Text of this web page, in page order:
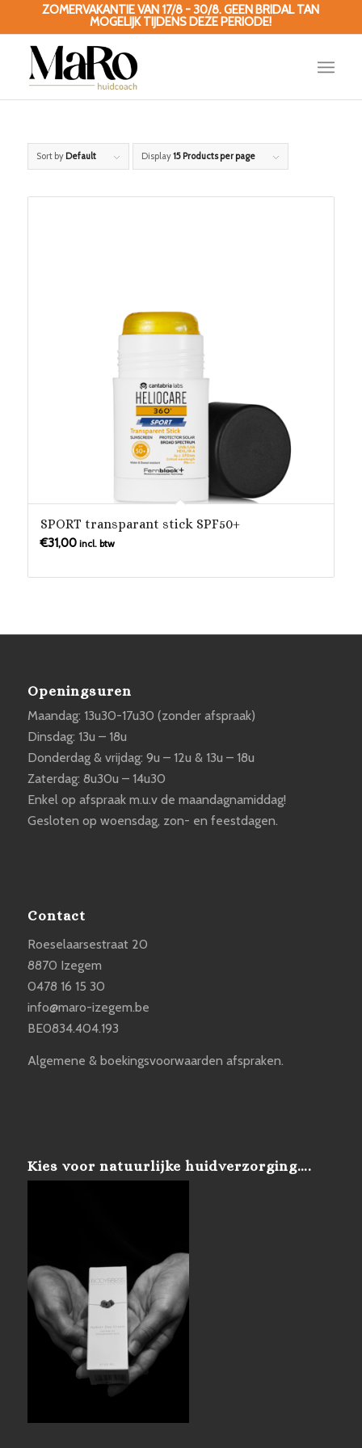
ZOMERVAKANTIE VAN 17/8 - 30/8. GEEN BRIDAL TAN
MOGELIJK TIJDENS DEZE PERIODE!
Sort by Default Display15 Products per page
SPORT transparant stick SPF50+
€31,00 incl. btw
Openingsuren
Maandag: 13u30-17u30 (zonder afspraak)
Dinsdag: 13u – 18u
Donderdag & vrijdag: 9u – 12u & 13u – 18u
Zaterdag: 8u30u – 14u30
Enkel op afspraak m.u.v de maandagnamiddag!
Gesloten op woensdag, zon- en feestdagen.
Contact
Roeselaarsestraat 20
8870 Izegem
0478 16 15 30
info@maro-izegem.be
BE0834.404.193
Algemene & boekingsvoorwaarden afspraken.
Kies voor natuurlijke huidverzorging….